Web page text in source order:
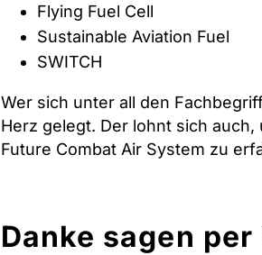
Flying Fuel Cell
Sustainable Aviation Fuel
SWITCH
Wer sich unter all den
Herz gelegt. Der lohnt sich
Future Combat Air System zu
Danke sagen